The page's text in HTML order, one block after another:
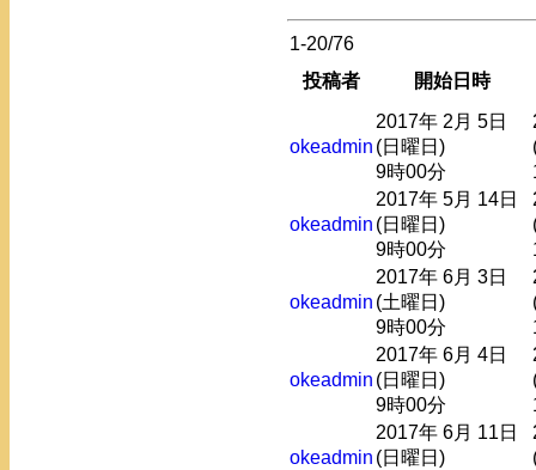
1-20/76
投稿者
開始日時
okeadmin
2017年 2月 5日
(日曜日)
9時00分
okeadmin
2017年 5月 14日
(日曜日)
9時00分
okeadmin
2017年 6月 3日
(土曜日)
9時00分
okeadmin
2017年 6月 4日
(日曜日)
9時00分
okeadmin
2017年 6月 11日
(日曜日)